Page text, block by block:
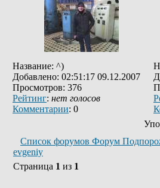
Название: ^)
Добавлено: 02:51:17 09.12.2007
Просмотров: 376
Рейтинг: нет голосов
Комментарии: 0
Список форумов Форум
evgeniy
Страница 1 из 1